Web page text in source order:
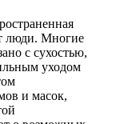
люди. Многие
с сухостью,
уходом
и масок,